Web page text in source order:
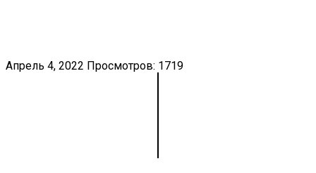
Апрель 4, 2022 Просмотров: 1719